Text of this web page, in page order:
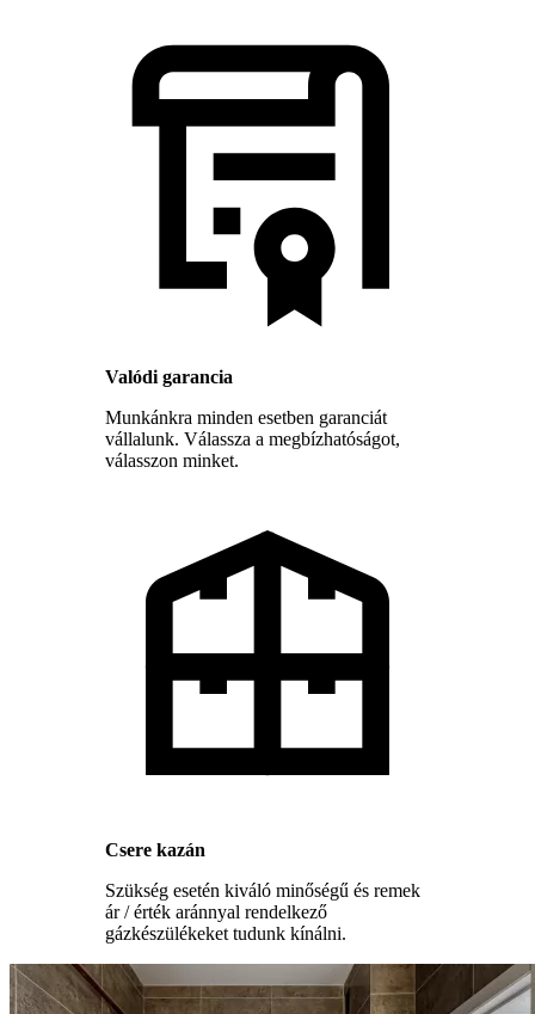
Valódi garancia
Munkánkra minden esetben garanciát
vállalunk. Válassza a megbízhatóságot,
válasszon minket.
Csere kazán
Szükség esetén kiváló minőségű és remek
ár / érték aránnyal rendelkező
gázkészülékeket tudunk kínálni.